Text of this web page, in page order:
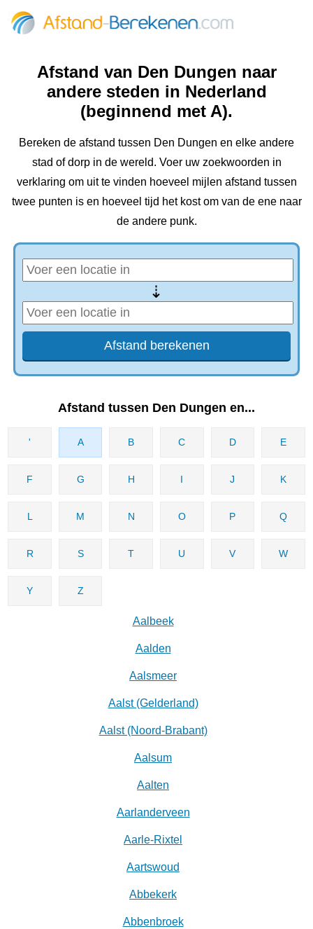
Afstand van Den Dungen naar
andere steden in Nederland
(beginnend met A).
Bereken de afstand tussen Den Dungen en elke andere
stad of dorp in de wereld. Voer uw zoekwoorden in
verklaring om uit te vinden hoeveel mijlen afstand tussen
twee punten is en hoeveel tijd het kost om van de ene naar
de andere punk.
⇢
Afstand tussen Den Dungen en...
' A B C D E
F G H I J K
L M N O P Q
R S T U V W
Y Z
Aalbeek
Aalden
Aalsmeer
Aalst (Gelderland)
Aalst (Noord-Brabant)
Aalsum
Aalten
Aarlanderveen
Aarle-Rixtel
Aartswoud
Abbekerk
Abbenbroek